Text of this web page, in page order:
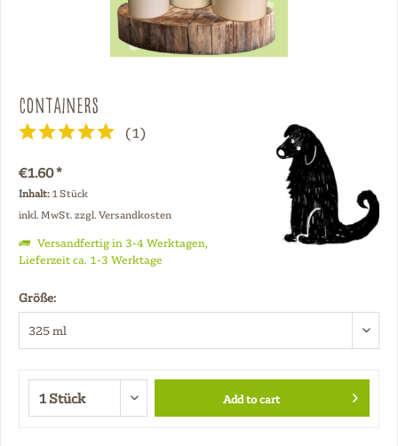
Containers
(1)
€1.60 *
Inhalt: 1 Stück
inkl. MwSt. zzgl. Versandkosten
Versandfertig in 3-4 Werktagen,
Lieferzeit ca. 1-3 Werktage
Größe:
Add to cart